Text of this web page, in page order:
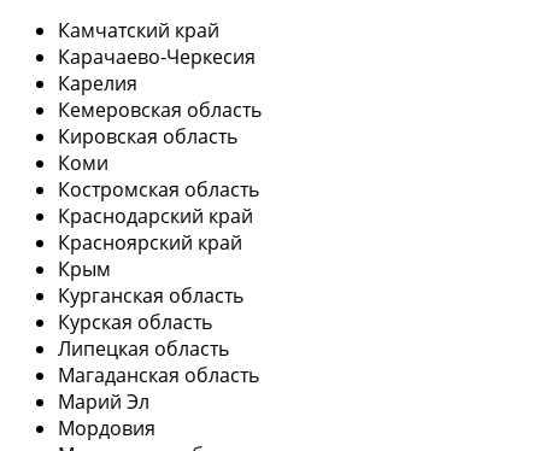
Камчатский край
Карачаево-Черкесия
Карелия
Кемеровская область
Кировская область
Коми
Костромская область
Краснодарский край
Красноярский край
Крым
Курганская область
Курская область
Липецкая область
Магаданская область
Марий Эл
Мордовия